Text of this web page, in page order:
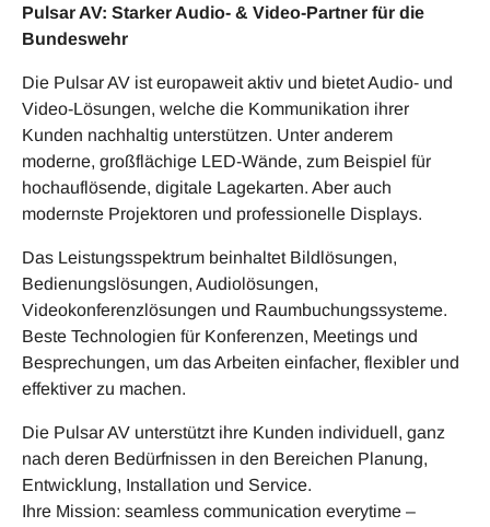
Pulsar AV: Starker Audio- & Video-Partner für die
Bundeswehr
Die Pulsar AV ist europaweit aktiv und bietet Audio- und
Video-Lösungen, welche die Kommunikation ihrer
Kunden nachhaltig unterstützen. Unter anderem
moderne, großflächige LED-Wände, zum Beispiel für
hochauflösende, digitale Lagekarten. Aber auch
modernste Projektoren und professionelle Displays.
Das Leistungsspektrum beinhaltet Bildlösungen,
Bedienungslösungen, Audiolösungen,
Videokonferenzlösungen und Raumbuchungssysteme.
Beste Technologien für Konferenzen, Meetings und
Besprechungen, um das Arbeiten einfacher, flexibler und
effektiver zu machen.
Die Pulsar AV unterstützt ihre Kunden individuell, ganz
nach deren Bedürfnissen in den Bereichen Planung,
Entwicklung, Installation und Service.
Ihre Mission: seamless communication everytime –